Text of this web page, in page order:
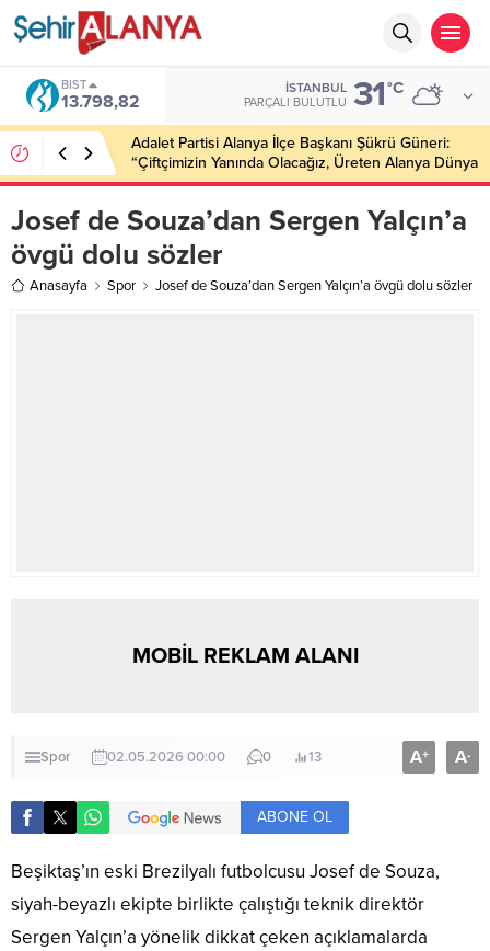
BIST
13.798,82
İSTANBUL
PARÇALI BULUTLU 31°C
Adalet Partisi Alanya İlçe Başkanı Şükrü Güneri:
“Çiftçimizin Yanında Olacağız, Üreten Alanya Dünya
Markası Olacak”
Josef de Souza’dan Sergen Yalçın’a
övgü dolu sözler
Anasayfa Spor Josef de Souza’dan Sergen Yalçın’a övgü dolu sözler
MOBİL REKLAM ALANI
Spor 02.05.2026 00:00 0 13 A+ A-
ABONE OL
Beşiktaş’ın eski Brezilyalı futbolcusu Josef de Souza,
siyah-beyazlı ekipte birlikte çalıştığı teknik direktör
Sergen Yalçın’a yönelik dikkat çeken açıklamalarda